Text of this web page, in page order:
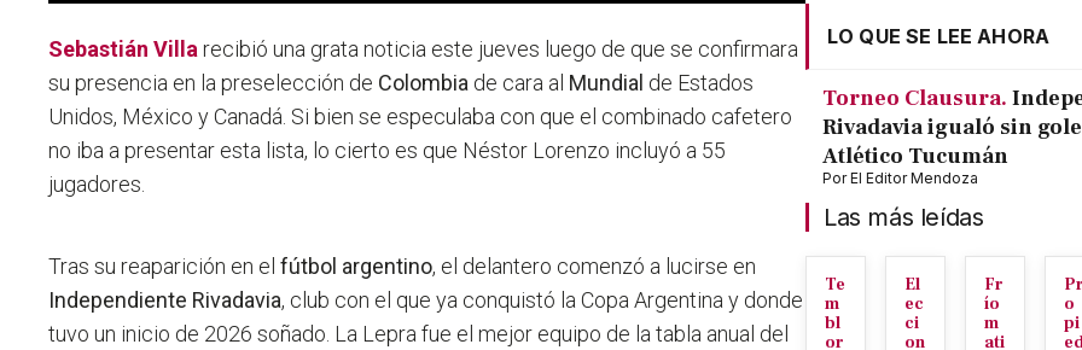
Sebastián Villa recibió una grata noticia este jueves luego de que se confirmara
su presencia en la preselección de Colombia de cara al Mundial de Estados
Unidos, México y Canadá. Si bien se especulaba con que el combinado cafetero
no iba a presentar esta lista, lo cierto es que Néstor Lorenzo incluyó a 55
jugadores.
Tras su reaparición en elfútbol argentino, el delantero comenzó a lucirse en
Independiente Rivadavia, club con el que ya conquistó la Copa Argentina y donde
tuvo un inicio de 2026 soñado. La Lepra fue el mejor equipo de la tabla anual del
LO QUE SE LEE AHORA
Torneo Clausura.
Rivadavia igualó sin
Atlético Tucumán
PorEl Editor Mendoza
Las más leídas
Te
m
bl
or
El
ec
ci
on
Fr
ío
m
ati
Pr
o
pi